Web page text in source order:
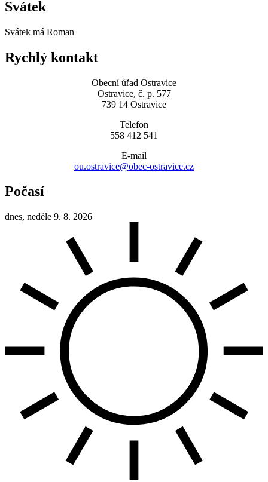
Svátek
Svátek má Roman
Rychlý kontakt
Obecní úřad Ostravice
Ostravice, č. p. 577
739 14 Ostravice
Telefon
558 412 541
E-mail
ou.ostravice@obec-ostravice.cz
Počasí
dnes, neděle 9. 8. 2026